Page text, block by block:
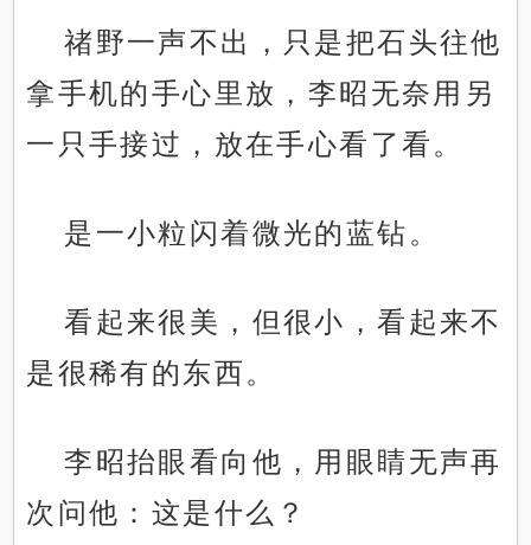
禇野一声不出，只是把石头往他
拿手机的手心里放，李昭无奈用另
一只手接过，放在手心看了看。
是一小粒闪着微光的蓝钻。
看起来很美，但很小，看起来不
是很稀有的东西。
李昭抬眼看向他，用眼睛无声再
次问他：这是什么？